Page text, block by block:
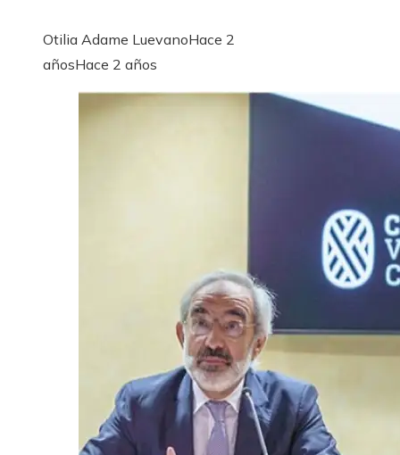
Otilia Adame LuevanoHace 2
añosHace 2 años